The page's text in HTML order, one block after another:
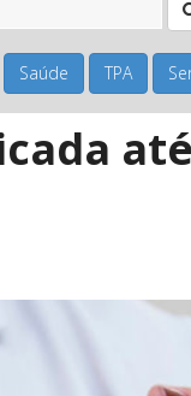
Saúde TPA